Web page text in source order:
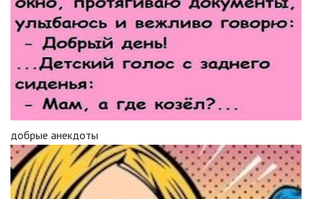
добрые анекдоты